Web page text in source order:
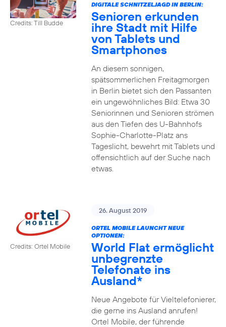
Credits: Till Budde
DIGITALE SCHNITZELJAGD IN BERLIN:
Senioren erkunden
ihre Stadt mit Hilfe
von Tablets und
Smartphones
An diesem sonnigen,
spätsommerlichen Freitagmorgen
in Berlin bietet sich den Passanten
ein ungewöhnliches Bild: Etwa 30
Seniorinnen und Senioren strömen
aus den Tiefen des U-Bahnhofs
Sophie-Charlotte-Platz ans
Tageslicht, bewehrt mit Tablets und
offensichtlich auf der Suche nach
etwas.
Credits: Ortel Mobile
26. August 2019
ORTEL MOBILE LAUNCHT NEUE
OPTIONEN:
World Flat ermöglicht
unbegrenzte
Telefonate ins
Ausland*
Neue Angebote für Vieltelefonierer,
die gerne ins Ausland anrufen!
Ortel Mobile, der führende